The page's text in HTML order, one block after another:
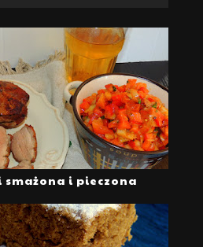
smażona i pieczona